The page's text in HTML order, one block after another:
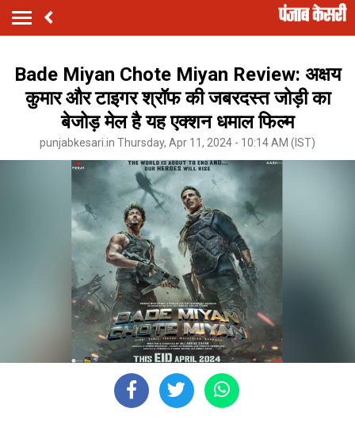
Bade Miyan Chote Miyan Review: अक्षय
कुमार और टाइगर श्रॉफ की जबरदस्त जोड़ी का
बेजोड़ मेल है यह एक्शन धमाल फिल्म
punjabkesari.in Thursday, Apr 11, 2024 - 10:14 AM (IST)